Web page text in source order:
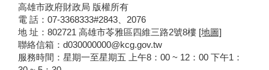
高雄市政府財政局 版權所有
電 話：07-3368333#2843、2076
地 址：802721 高雄市苓雅區四維三路2號8樓 [地圖]
聯絡信箱：d030000000@kcg.gov.tw
服務時間：星期一至星期五 上午8：00 ~ 12：00 下午1：